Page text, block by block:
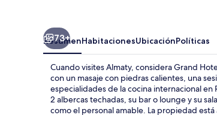
73+
ResumenHabitacionesUbicaciónPolíticas
Cuando visites Almaty, considera Grand
con un masaje con piedras calientes, una
especialidades de la cocina internacional en
2 albercas techadas, su bar o lounge y su
como el personal amable. La propiedad